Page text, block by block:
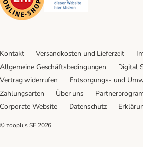
Kontakt Versandkosten und Lieferzeit
Allgemeine Geschäftsbedingungen
Digital
Vertrag widerrufen
Entsorgungs- und
Zahlungsarten
Über uns
Corporate Website
Datenschutz
© zooplus SE 2026